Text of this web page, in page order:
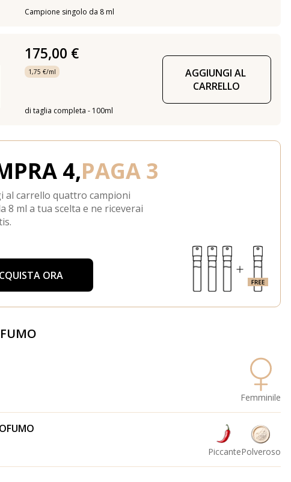
Campione singolo da 8 ml
175,00 €
1,75 €/ml
di taglia completa - 100ml
AGGIUNGI AL
CARRELLO
4,PAGA 3
al carrello quattro campioni
8 ml a tua scelta e ne riceverai
ORA
Femminile
PiccantePolveroso